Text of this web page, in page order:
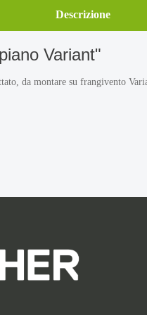
Descrizione
Variant"
da montare su frangivento